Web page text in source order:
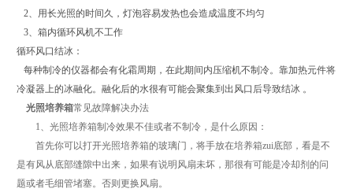
2、用长光照的时间久，灯泡容易发热也会造成温度不均匀
3、箱内循环风机不工作
循环风口结冰：
每种制冷的仪器都会有化霜周期，在此期间内压缩机不制冷。靠加热元件将
冷凝器上的冰融化。融化后的水很有可能会聚集到出风口后导致结冰 。
光照培养箱常见故障解决办法
1、光照培养箱制冷效果不佳或者不制冷，是什么原因：
首先你可以打开光照培养箱的玻璃门，将手放在培养箱zui底部，看是不
是有风从底部缝隙中出来，如果有说明风扇未坏，那很有可能是冷却剂的问
题或者毛细管堵塞。否则更换风扇。